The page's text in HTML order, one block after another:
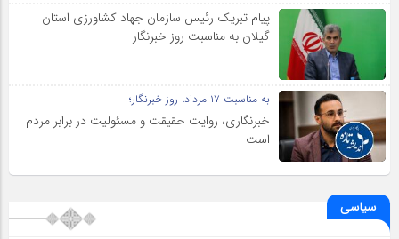
پیام تبریک رئیس سازمان جهاد کشاورزی استان
گیلان به‌ مناسبت روز خبرنگار
به مناسبت ۱۷ مرداد، روز خبرنگار؛
خبرنگاری، روایت حقیقت و مسئولیت‌ در برابر مردم
است
سیاسی